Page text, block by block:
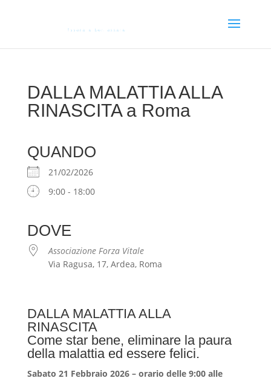
DALLA MALATTIA ALLA
RINASCITA a Roma
QUANDO
21/02/2026
9:00 - 18:00
DOVE
Associazione Forza Vitale
Via Ragusa, 17, Ardea, Roma
DALLA MALATTIA ALLA
RINASCITA
Come star bene, eliminare la paura
della malattia ed essere felici.
Sabato 21 Febbraio 2026 – orario delle 9:00 alle